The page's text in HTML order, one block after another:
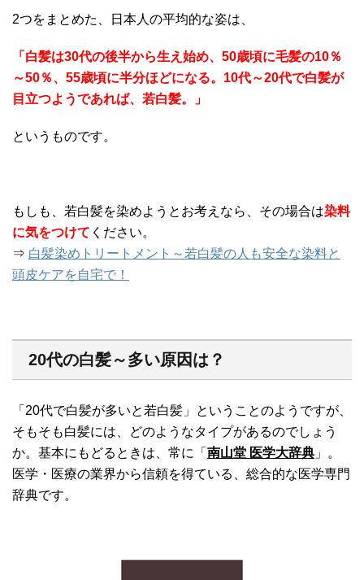
2つをまとめた、日本人の平均的な姿は、
「白髪は30代の後半から生え始め、50歳頃に毛髪の10％
～50％、55歳頃に半分ほどになる。10代～20代で白髪が
目立つようであれば、若白髪。」
というものです。
もしも、若白髪を染めようとお考えなら、その場合は染料
に気をつけて ください。
⇒ 白髪染めトリートメント～若白髪の人も安全な染料と
頭皮ケアを自宅で！
20代の白髪～多い原因は？
「20代で白髪が多いと若白髪」ということのようですが、
そもそも白髪には、どのようなタイプがあるのでしょう
か。基本にもどるときは、常に「 南山堂 医学大辞典 」。
医学・医療の業界から信頼を得ている、総合的な医学専門
辞典です。